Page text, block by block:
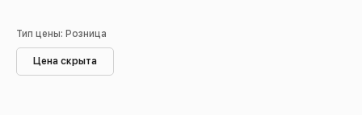
Тип цены: Розница
Цена скрыта